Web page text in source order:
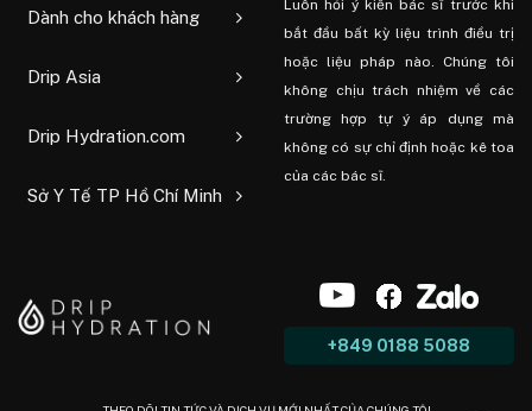
Dành cho khách hàng
Drip Asia
Drip Hydration.com
Sở Y Tế TP Hồ Chí Minh
Luôn hỏi ý kiến ​​bác sĩ trước khi
bắt đầu bất kỳ liệu trình điều trị
hoặc liệu pháp nào. Chúng tôi
không chịu trách nhiệm về các
trường hợp tự ý áp dụng mà
không có sự chỉ định hoặc kê toa
của các bác sĩ.
+849 0188 5088